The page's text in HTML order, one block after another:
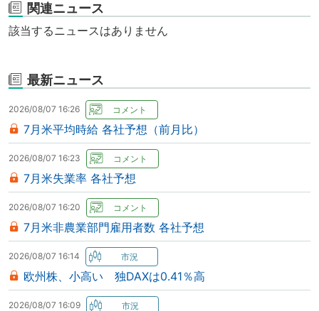
関連ニュース
該当するニュースはありません
最新ニュース
2026/08/07 16:26
7月米平均時給 各社予想（前月比）
2026/08/07 16:23
7月米失業率 各社予想
2026/08/07 16:20
7月米非農業部門雇用者数 各社予想
2026/08/07 16:14
欧州株、小高い 独DAXは0.41％高
2026/08/07 16:09